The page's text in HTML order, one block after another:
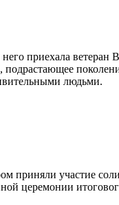
приехала
людьми.
приняли участие
церемонии